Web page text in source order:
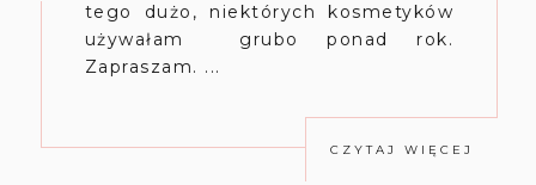
tego dużo, niektórych kosmetyków
używałam grubo ponad rok.
Zapraszam. ...
CZYTAJ WIĘCEJ